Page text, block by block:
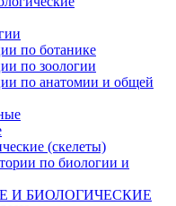
по ботанике
по зоологии
по анатомии и общей
(скелеты)
по биологии и
И БИОЛОГИЧЕСКИЕ